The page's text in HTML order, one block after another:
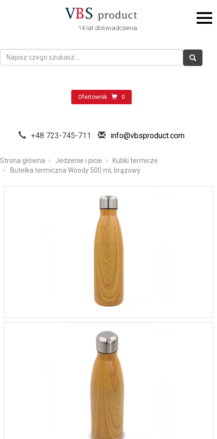
14 lat doświadczenia
Ofertownik 0
+48 723-745-711 info@vbsproduct.com
Strona główna Jedzenie i picie
Kubki termicze
Butelka termiczna Woody 500 ml, brązowy